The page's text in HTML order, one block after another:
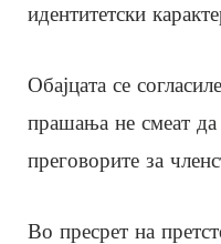
идентитетски
Обајцата се
прашања не смеат
преговорите за
Во пресрет на